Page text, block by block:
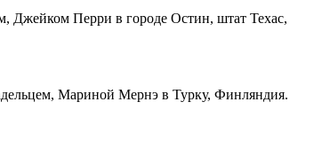
Джейком Перри в городе Остин, штат Техас,
Мариной Мернэ в Турку, Финляндия.